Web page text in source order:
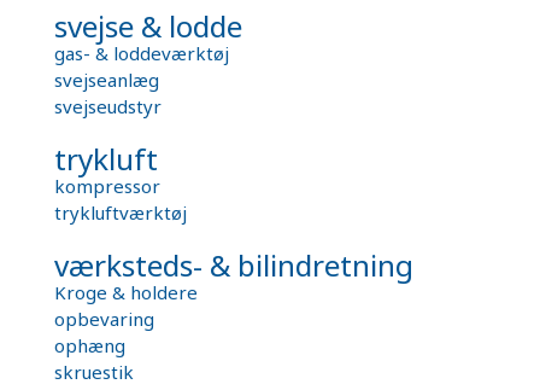
svejse & lodde
gas- & loddeværktøj
svejseanlæg
svejseudstyr
trykluft
kompressor
trykluftværktøj
værksteds- & bilindretning
Kroge & holdere
opbevaring
ophæng
skruestik